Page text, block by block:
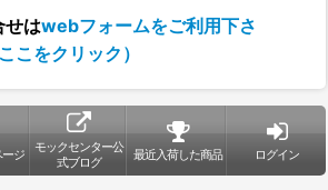
せはwebフォームをご利用下さ
こをクリック）
ジ
モックセンター公
式ブログ
最近入荷した商品 ログイン